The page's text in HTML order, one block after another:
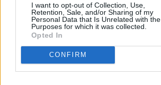
I want to opt-out of Collection, Use,
Retention, Sale, and/or Sharing of my
Personal Data that Is Unrelated with the
Purposes for which it was collected.
Opted In
CONFIRM